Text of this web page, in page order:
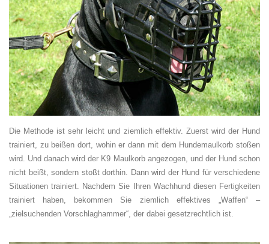
Die Methode ist sehr leicht und ziemlich effektiv. Zuerst wird der Hund
trainiert, zu beißen dort, wohin er dann mit dem Hundemaulkorb stoßen
wird. Und danach wird der K9 Maulkorb angezogen, und der Hund schon
nicht beißt, sondern stoßt dorthin. Dann wird der Hund für verschiedene
Situationen trainiert. Nachdem Sie Ihren Wachhund diesen Fertigkeiten
trainiert haben, bekommen Sie ziemlich effektives „Waffen“ –
„zielsuchenden Vorschlaghammer“, der dabei gesetzrechtlich ist.